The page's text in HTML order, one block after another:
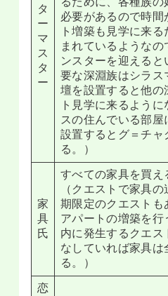
タ
ー
マ
ス
タ
ー
必要があるので時間
ト増築も見学に来
まれているようなの
ンスターを迎えると
要な深淵族はシラス
壇を設置すると他の
ト見学に来るよう
スの住んでいる部屋
設置するとグ＝チャ
る。）
家
具
氏
すべての家具を買え
（クエストで家具
期限定のクエストも
アパートの増築を行
内に発生するクエス
なしていれば家具は
る。）
恋